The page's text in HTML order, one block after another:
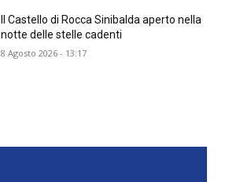
Il Castello di Rocca Sinibalda aperto nella
notte delle stelle cadenti
8 Agosto 2026 - 13:17